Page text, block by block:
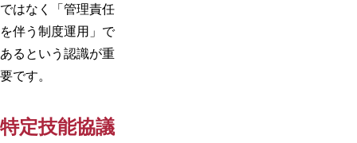
ではなく「管理責任
を伴う制度運用」で
あるという認識が重
要です。
特定技能協議